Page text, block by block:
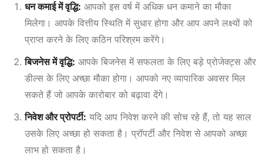
धन कमाई में वृद्धि: आपको इस वर्ष में अधिक धन कमाने का मौका
मिलेगा। आपके वित्तीय स्थिति में सुधार होगा और आप अपने लक्ष्यों को
प्राप्त करने के लिए कठिन परिश्रम करेंगे।
बिजनेस में वृद्धि: आपके बिजनेस में सफलता के लिए बड़े प्रोजेक्ट्स और
डील्स के लिए अच्छा मौका होगा। आपको नए व्यापारिक अवसर मिल
सकते हैं जो आपके कारोबार को बढ़ावा देंगे।
निवेश और प्रोपर्टी: यदि आप निवेश करने की सोच रहे हैं, तो यह साल
उसके लिए अच्छा हो सकता है। प्रॉपर्टी और निवेश से आपको अच्छा
लाभ हो सकता है।